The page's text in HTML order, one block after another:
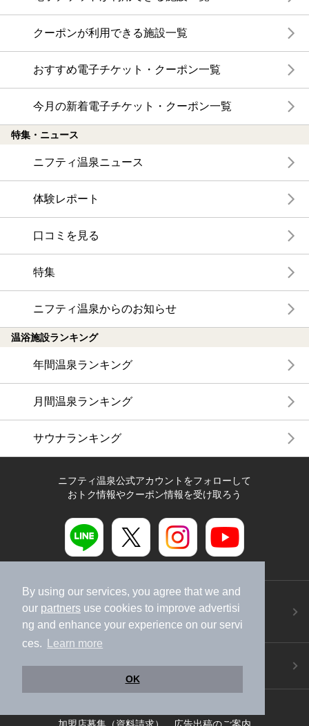
By using our services, you agree that we and
our partners use cookies to improve advertisi
ng and enhance your experience on our servi
ces.
Learn more
OK
クーポンが利用できる施設一覧
おすすめ電子チケット・クーポン一覧
今月の新着電子チケット・クーポン一覧
特集・ニュース
ニフティ温泉ニュース
体験レポート
口コミを見る
特集
ニフティ温泉からのお知らせ
温浴施設ランキング
年間温泉ランキング
月間温泉ランキング
サウナランキング
ニフティ温泉公式アカウントをフォローして
おトク情報やクーポン情報を受け取ろう
ニフティ温泉アプリ
地図から温泉検索！お得な限定クーポンも！
今すぐダウンロード！
施設データの新規追加や修正依頼もこちらから